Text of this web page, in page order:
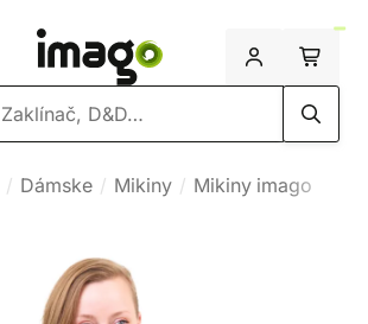
Dámske Mikiny Mikiny imago